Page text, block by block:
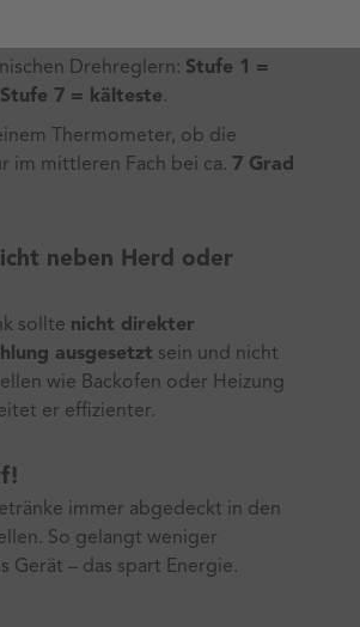
Drehreglern: Stufe 1 =
7 = kälteste.
Thermometer, ob die
im mittleren Fach bei ca. 7 Grad
neben Herd oder
sollte nicht direkter
ausgesetzt sein und nicht
wie Backofen oder Heizung
er effizienter.
immer abgedeckt in den
So gelangt weniger
Gerät – das spart Energie.